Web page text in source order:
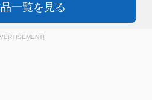
一覧を見る